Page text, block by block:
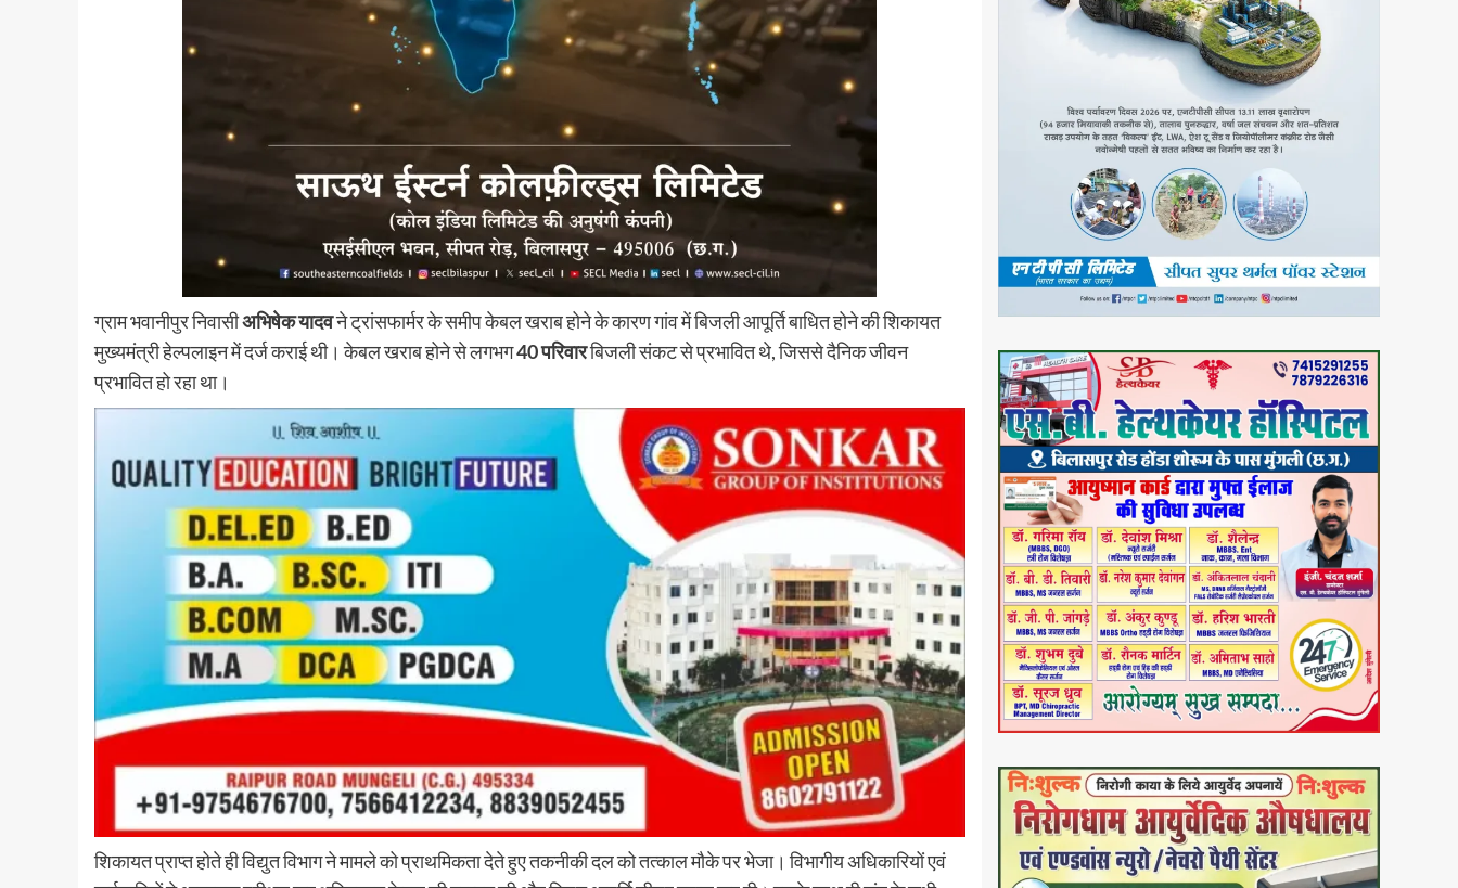
ग्राम भवानीपुर निवासीअभिषेक यादवने ट्रांसफार्मर के समीप केबल खराब होने के कारण गांव में बिजली आपूर्ति बाधित होने की शिकायत
मुख्यमंत्री हेल्पलाइन में दर्ज कराई थी। केबल खराब होने से लगभग40 परिवारबिजली संकट से प्रभावित थे, जिससे दैनिक जीवन
प्रभावित हो रहा था।
शिकायत प्राप्त होते ही विद्युत विभाग ने मामले को प्राथमिकता देते हुए तकनीकी दल को तत्काल मौके पर भेजा। विभागीय अधिकारियों एवं